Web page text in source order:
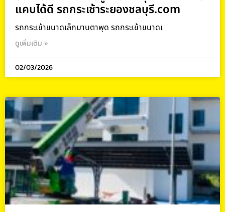
แคบได้ดี รถกระเช้าระยองชลบุรี.com
รถกระเช้าขนาดเล็กมาบตาพุด รถกระเช้าขนาดเ
ดูเพิ่มเติม »
02/03/2026